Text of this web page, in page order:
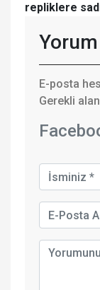
repliklere
Yorum
E-posta
Gerekli